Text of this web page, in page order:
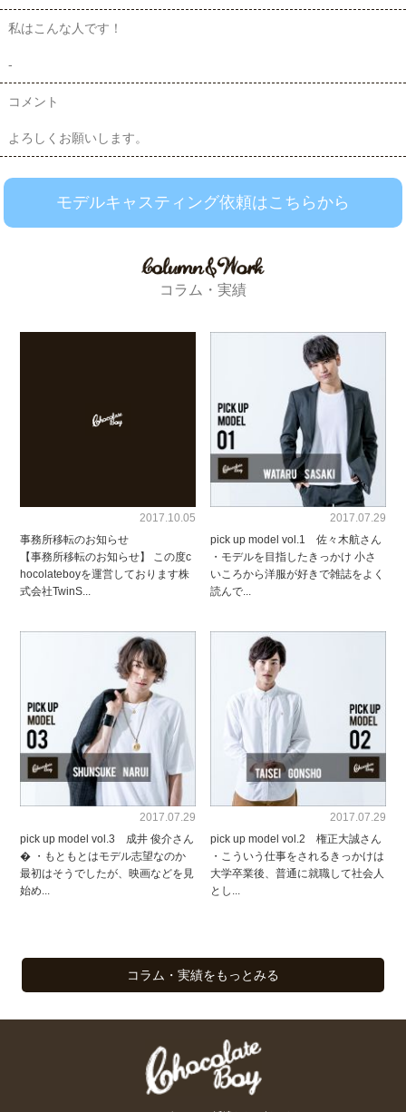
私はこんな人です！
-
コメント
よろしくお願いします。
モデルキャスティング依頼はこちらから
コラム・実績
2017.10.05
事務所移転のお知らせ
【事務所移転のお知らせ】 この度c
hocolateboyを運営しております株
式会社TwinS...
2017.07.29
pick up model vol.1 佐々木航さん
・モデルを目指したきっかけ 小さ
いころから洋服が好きで雑誌をよく
読んで...
2017.07.29
pick up model vol.3 成井 俊介さん
� ・もともとはモデル志望なのか
最初はそうでしたが、映画などを見
始め...
2017.07.29
pick up model vol.2 権正大誠さん
・こういう仕事をされるきっかけは
大学卒業後、普通に就職して社会人
とし...
コラム・実績をもっとみる